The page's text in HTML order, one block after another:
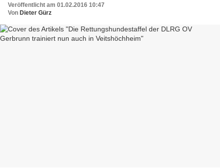
Veröffentlicht am 01.02.2016 10:47
Von Dieter Gürz